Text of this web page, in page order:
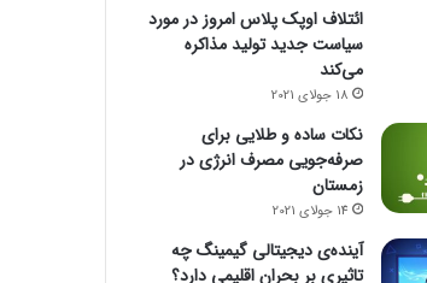
ائتلاف اوپک پلاس امروز در مورد
سیاست جدید تولید مذاکره
می‌کند
18 جولای 2021
نکات ساده و طلایی برای
صرفه‌جویی مصرف انرژی در
زمستان
14 جولای 2021
آینده‌ی دیجیتالی گیمینگ چه
تاثیری بر بحران اقلیمی دارد؟